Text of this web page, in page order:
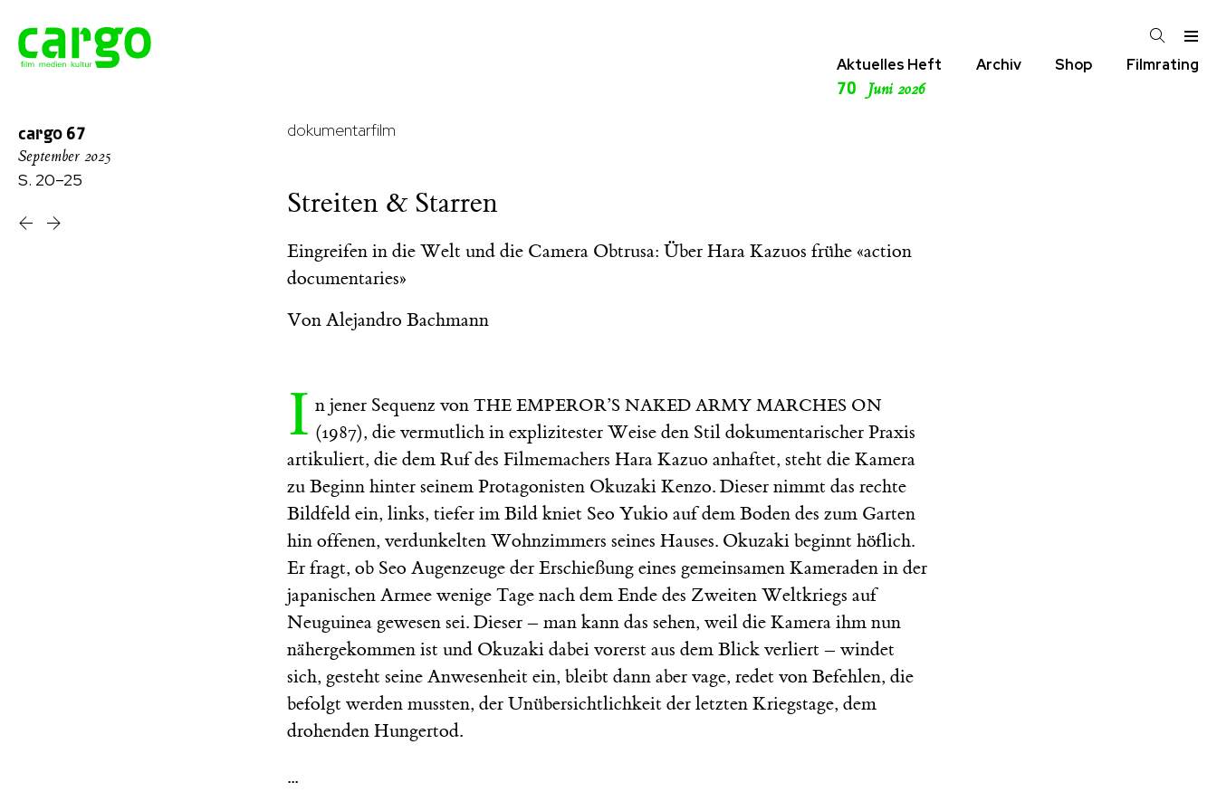
Aktuelles Heft
70 Juni 2026
Archiv Shop Filmrating
cargo 67
September 2025
S. 20–25
dokumentarfilm
Streiten & Starren
Eingreifen in die Welt und die Camera Obtrusa: Über Hara Kazuos frühe «action
documentaries»
Von Alejandro Bachmann
I n jener Sequenz von THE EMPEROR’S NAKED ARMY MARCHES ON
(1987), die vermutlich in explizitester Weise den Stil dokumentarischer Praxis
artikuliert, die dem Ruf des Filmemachers Hara Kazuo anhaftet, steht die Kamera
zu Beginn hinter seinem Protagonisten Okuzaki Kenzo. Dieser nimmt das rechte
Bildfeld ein, links, tiefer im Bild kniet Seo Yukio auf dem Boden des zum Garten
hin offenen, verdunkelten Wohnzimmers seines Hauses. Okuzaki beginnt höflich.
Er fragt, ob Seo Augenzeuge der Erschießung eines gemeinsamen Kameraden in der
japanischen Armee wenige Tage nach dem Ende des Zweiten Weltkriegs auf
Neuguinea gewesen sei. Dieser – man kann das sehen, weil die Kamera ihm nun
nähergekommen ist und Okuzaki dabei vorerst aus dem Blick verliert – windet
sich, gesteht seine Anwesenheit ein, bleibt dann aber vage, redet von Befehlen, die
befolgt werden mussten, der Unübersichtlichkeit der letzten Kriegstage, dem
drohenden Hungertod.
...